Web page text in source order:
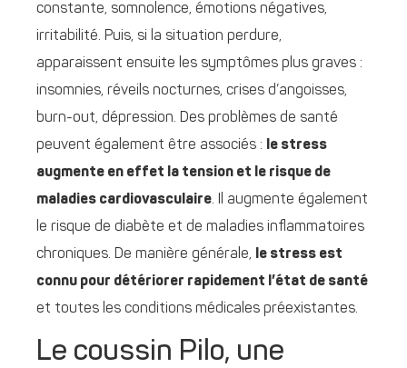
constante, somnolence, émotions négatives,
irritabilité. Puis, si la situation perdure,
apparaissent ensuite les symptômes plus graves :
insomnies, réveils nocturnes, crises d’angoisses,
burn-out, dépression. Des problèmes de santé
peuvent également être associés :
e stress
augmente en effet la tension et le risque de
maladies cardiovasculaire. Il augmente également
le risque de diabète et de maladies inflammatoires
chroniques. De manière générale,
le stress est
connu pour détériorer rapidement l’état de santé
et toutes les conditions médicales préexistantes.
Le coussin Pilo, une